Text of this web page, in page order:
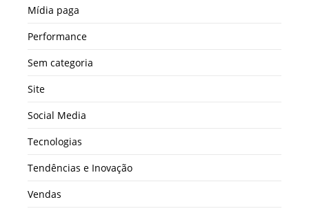
Mídia paga
Performance
Sem categoria
Site
Social Media
Tecnologias
Tendências e Inovação
Vendas